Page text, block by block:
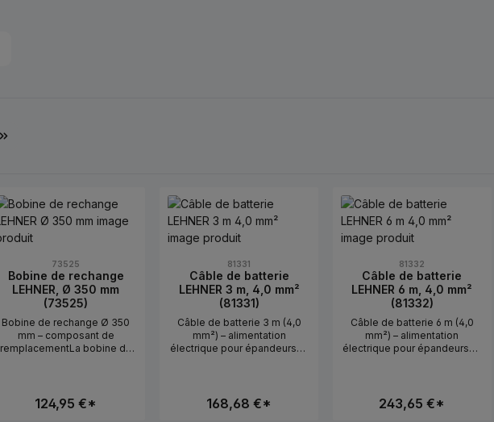
73525
Bobine de rechange
LEHNER, Ø 350 mm
(73525)
Bobine de rechange Ø 350
mm – composant de
remplacementLa bobine de
TendoMat.Utilisation en
pratiquePour le
124,95 €*
81331
Câble de batterie
LEHNER 3 m, 4,0 mm²
(81331)
Câble de batterie 3 m (4,0
mm²) – alimentation
électrique pour épandeursLe
batterie du
véhicule.Utilisation en
168,68 €*
81332
Câble de batterie
LEHNER 6 m, 4,0 mm²
(81332)
Câble de batterie 6 m (4,0
mm²) – alimentation
électrique pour épandeursLe
batterie du
véhicule.Utilisation en
243,65 €*